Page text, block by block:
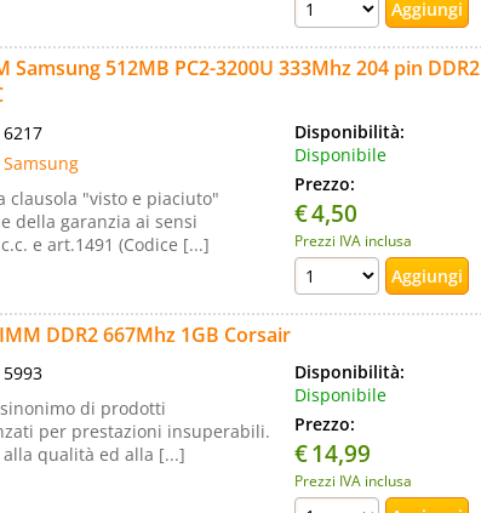
Samsung 512MB PC2-3200U 333Mhz 204 pin DDR2
6217
Samsung
clausola "visto e piaciuto"
della garanzia ai sensi
e art.1491 (Codice [...]
Disponibilità:
Disponibile
Prezzo:
€4,50
Prezzi IVA inclusa
DDR2 667Mhz 1GB Corsair
5993
di prodotti
per prestazioni insuperabili.
qualità ed alla [...]
Disponibilità:
Disponibile
Prezzo:
€14,99
Prezzi IVA inclusa